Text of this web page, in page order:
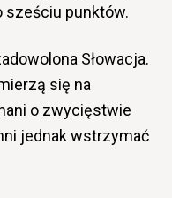
sześciu punktów.
Słowacja.
się na
o zwycięstwie
jednak wstrzymać